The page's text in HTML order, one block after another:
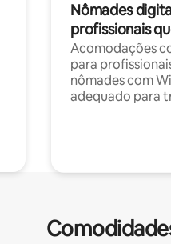
Nômades
profissionais
Acomodações
para
nômades com
adequado para